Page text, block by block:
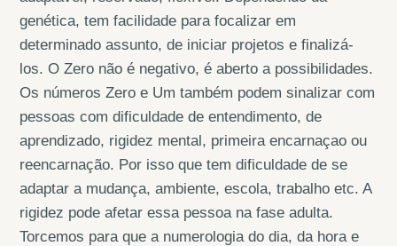
genética, tem facilidade para focalizar em
determinado assunto, de iniciar projetos e finalizá-
los. O Zero não é negativo, é aberto a possibilidades.
Os números Zero e Um também podem sinalizar com
pessoas com dificuldade de entendimento, de
aprendizado, rigidez mental, primeira encarnaçao ou
reencarnação. Por isso que tem dificuldade de se
adaptar a mudança, ambiente, escola, trabalho etc. A
rigidez pode afetar essa pessoa na fase adulta.
Torcemos para que a numerologia do dia, da hora e